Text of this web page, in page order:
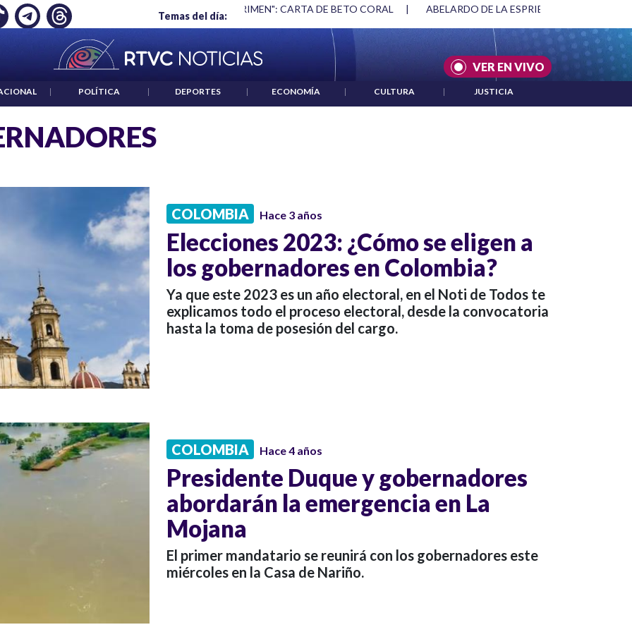
Temas del día:
EMPLEO: JP MORGAN "HABLAR NO ES UN CRIMEN": CARTA DE BETO CORAL | ABELARDO DE LA ESPRIELLA Y DMG
VER EN VIVO
| POLÍTICA | DEPORTES | ECONOMÍA | CULTURA | JUSTICIA
COLOMBIA Hace 3 años
Elecciones 2023: ¿Cómo se eligen a
los gobernadores en Colombia?
Ya que este 2023 es un año electoral, en el Noti de Todos te
explicamos todo el proceso electoral, desde la convocatoria
hasta la toma de posesión del cargo.
COLOMBIA Hace 4 años
Presidente Duque y gobernadores
abordarán la emergencia en La
Mojana
El primer mandatario se reunirá con los gobernadores este
miércoles en la Casa de Nariño.